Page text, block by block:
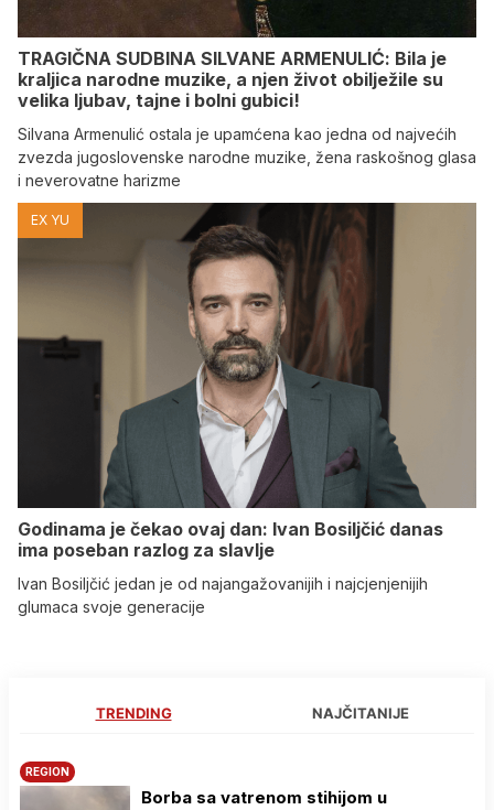
TRAGIČNA SUDBINA SILVANE ARMENULIĆ: Bila je
kraljica narodne muzike, a njen život obilježile su
velika ljubav, tajne i bolni gubici!
Silvana Armenulić ostala je upamćena kao jedna od najvećih
zvezda jugoslovenske narodne muzike, žena raskošnog glasa
i neverovatne harizme
EX YU
Godinama je čekao ovaj dan: Ivan Bosiljčić danas
ima poseban razlog za slavlje
Ivan Bosiljčić jedan je od najangažovanijih i najcjenjenijih
glumaca svoje generacije
TRENDING NAJČITANIJE
REGION
Borba sa vatrenom stihijom u